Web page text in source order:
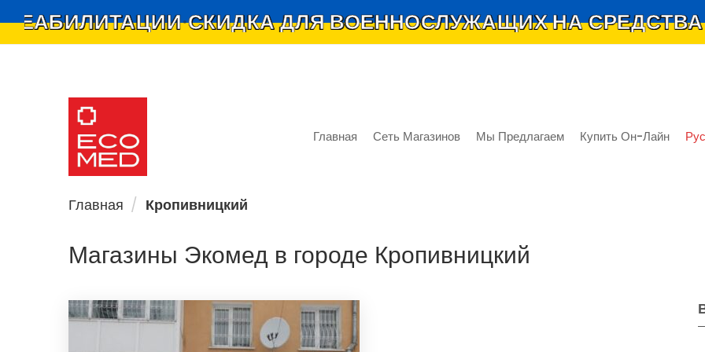
•СКИДКА ДЛЯ ВОЕННОСЛУЖАЩИХ НА СРЕДСТВА
Ecomed — мережа
магазинів
Главная Сеть Магазинов Мы Предлагаем Купить Он-Лайн
Главная Кропивницкий
Магазины Экомед в городе Кропивницкий